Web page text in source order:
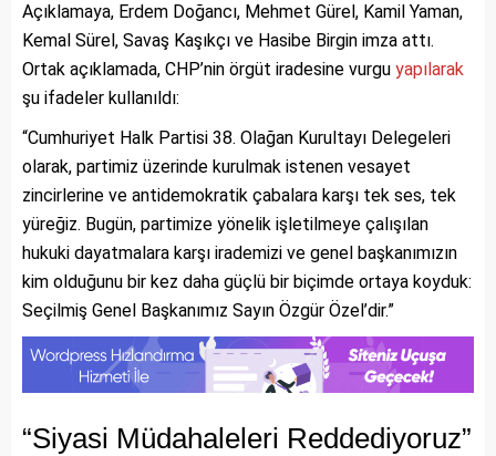
Açıklamaya, Erdem Doğancı, Mehmet Gürel, Kamil Yaman,
Kemal Sürel, Savaş Kaşıkçı ve Hasibe Birgin imza attı.
Ortak açıklamada, CHP’nin örgüt iradesine vurgu yapılarak
şu ifadeler kullanıldı:
“Cumhuriyet Halk Partisi 38. Olağan Kurultayı Delegeleri
olarak, partimiz üzerinde kurulmak istenen vesayet
zincirlerine ve antidemokratik çabalara karşı tek ses, tek
yüreğiz. Bugün, partimize yönelik işletilmeye çalışılan
hukuki dayatmalara karşı irademizi ve genel başkanımızın
kim olduğunu bir kez daha güçlü bir biçimde ortaya koyduk:
Seçilmiş Genel Başkanımız Sayın Özgür Özel’dir.”
“Siyasi Müdahaleleri Reddediyoruz”